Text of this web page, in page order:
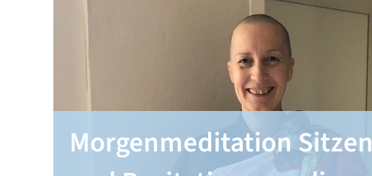
Morgenmeditation Sitzen